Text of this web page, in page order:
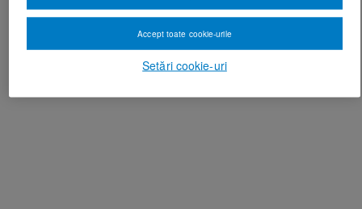
Setări cookie-uri
Accept toate cookie-urile